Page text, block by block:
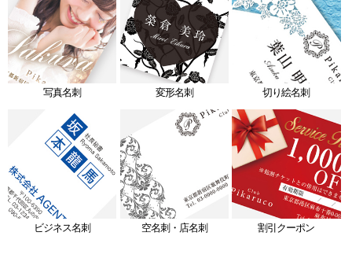
写真名刺 変形名刺 切り絵名刺
ビジネス名刺 空名刺・店名刺 割引クーポン